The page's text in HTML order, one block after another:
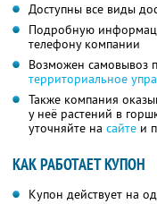
Доступны все виды
Подробную
телефону компании
Возможен самовывоз
территориальное
Также компания
у неё растений в
уточняйте на сайте и
КАК РАБОТАЕТ КУПОН
Купон действует на